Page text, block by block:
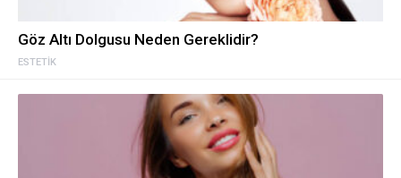
ESTETIK
Göz Altı Dolgusu Neden Gereklidir?